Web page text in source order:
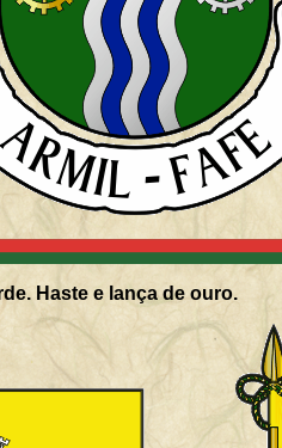
Haste e lança de ouro.